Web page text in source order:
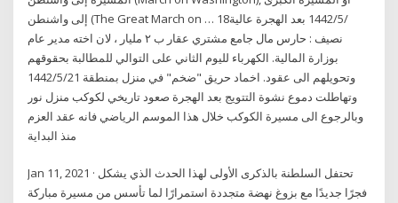
إلى واشنطن (The Great March on … 18‏‏/5‏‏/1442 بعد الهجرة عالية
نصيف : حارس مال جامع مشتري عقار ب ٢ مليار ، لان اخته مدير عام
بوزارة المالية. الكهرباء لليوم الثاني على التوالي للمطالبة بحقوقهم
وتحويلهم الى عقود. اخماد حريق "ضخم" في منزل بمنطقة 21‏‏/5‏‏/1442
بعد الهجرة صعود تاريخي لكوكب منزل نور ‭ ‬وتهاطلت‭ ‬دموع‭ ‬نشوة‭ ‬التتويج‭
‬منذ‭ ‬البداية
Jan 11, 2021 · تحتفل السلطنة بالذكرى الأولى لهذا الحدث الذي يشكل
فجرًا جديدًا مع بزوغ نهضة متجددة استمرارًا لما تأسس من مسيرة مباركة